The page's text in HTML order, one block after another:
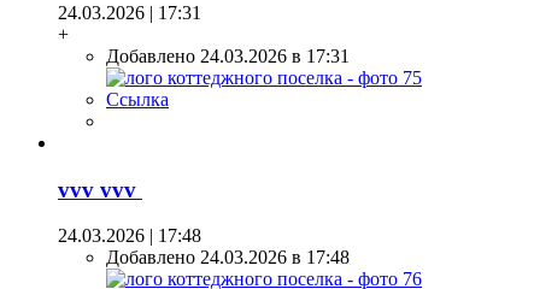
24.03.2026 | 17:31
+
Добавлено 24.03.2026 в 17:31
Ссылка
vvv vvv
24.03.2026 | 17:48
Добавлено 24.03.2026 в 17:48